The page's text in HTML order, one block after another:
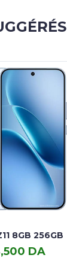
8GB 256GB
DA